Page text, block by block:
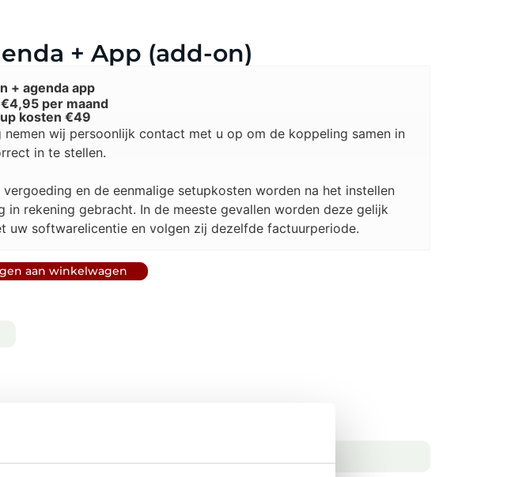
+ App (add-on)
+ agenda app
per maand
kosten €49
nemen wij persoonlijk contact met u op om de koppeling samen in
in te stellen.
vergoeding en de eenmalige setupkosten worden na het instellen
in rekening gebracht. In de meeste gevallen worden deze gelijk
uw softwarelicentie en volgen zij dezelfde factuurperiode.
aan winkelwagen